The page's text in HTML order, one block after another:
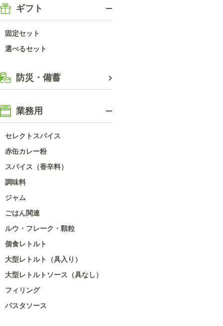
ギフト
固定セット
選べるセット
防災・備蓄
業務用
セレクトスパイス
赤缶カレー粉
スパイス（香辛料）
調味料
ジャム
ごはん関連
ルウ・フレーク・顆粒
個食レトルト
大型レトルト（具入り）
大型レトルトソース（具なし）
フィリング
パスタソース